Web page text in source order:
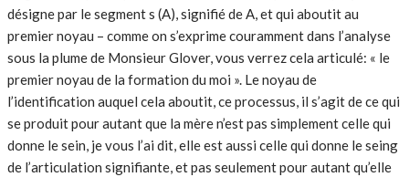
désigne par le segment s (A), signifié de A, et qui aboutit au
premier noyau – comme on s’exprime couramment dans l’analyse
sous la plume de Monsieur Glover, vous verrez cela articulé: « le
premier noyau de la formation du moi ». Le noyau de
l’identification auquel cela aboutit, ce processus, il s’agit de ce qui
se produit pour autant que la mère n’est pas simplement celle qui
donne le sein, je vous l’ai dit, elle est aussi celle qui donne le seing
de l’articulation signifiante, et pas seulement pour autant qu’elle